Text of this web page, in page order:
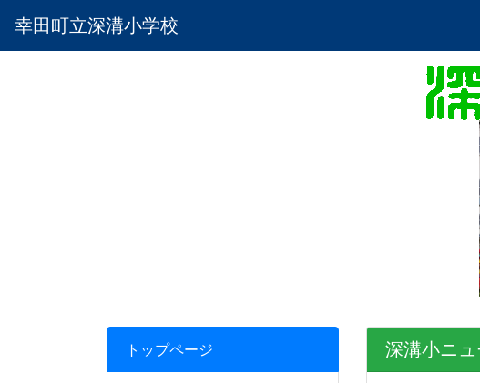
幸田町立深溝小学校
トップページ 深溝小ニュ